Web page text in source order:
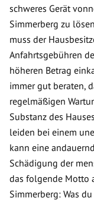
schweres Gerät
Simmerberg zu
muss der
Anfahrtsgebühren
höheren Betrag
immer gut beraten,
regelmäßigen
Substanz des
leiden bei einem
kann eine
Schädigung der
das folgende Motto
Simmerberg: Was